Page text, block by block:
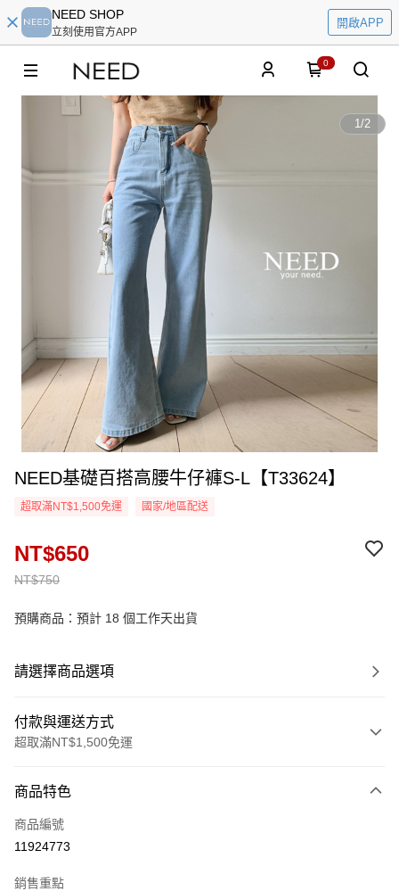
NEED SHOP
立刻使用官方APP
開啟APP
0
1/2
NEED基礎百搭高腰牛仔褲S-L【T33624】
超取滿NT$1,500免運 國家/地區配送
NT$750
NT$650
預購商品：預計 18 個工作天出貨
請選擇商品選項
付款與運送方式
超取滿NT$1,500免運
信用卡一次付款
超商取貨付款
商品特色
商品編號
11924773
銷售重點